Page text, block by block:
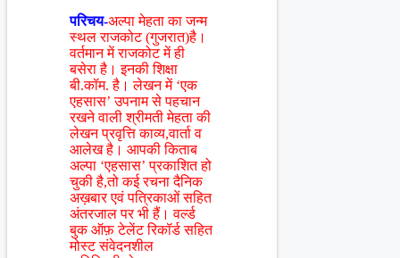
परिचय-अल्पा मेहता का जन्म
स्थल राजकोट (गुजरात)है।
वर्तमान में राजकोट में ही
बसेरा है। इनकी शिक्षा
बी.कॉम. है। लेखन में ‘एक
एहसास’ उपनाम से पहचान
रखने वाली श्रीमती मेहता की
लेखन प्रवृत्ति काव्य,वार्ता व
आलेख है। आपकी किताब
अल्पा ‘एहसास’ प्रकाशित हो
चुकी है,तो कई रचना दैनिक
अख़बार एवं पत्रिकाओं सहित
अंतरजाल पर भी हैं। वर्ल्ड
बुक ऑफ़ टेलेंट रिकॉर्ड सहित
मोस्ट संवेदनशील